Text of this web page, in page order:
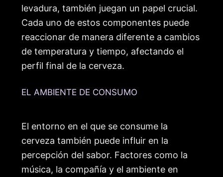
levadura, también juegan un papel crucial.
Cada uno de estos componentes puede
reaccionar de manera diferente a cambios
de temperatura y tiempo, afectando el
perfil final de la cerveza.
EL AMBIENTE DE CONSUMO
El entorno en el que se consume la
cerveza también puede influir en la
percepción del sabor. Factores como la
música, la compañía y el ambiente en